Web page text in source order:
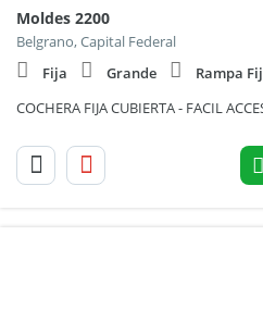
Moldes 2200
Belgrano, Capital Federal
Fija
Grande
Rampa
COCHERA FIJA CUBIERTA - FACIL